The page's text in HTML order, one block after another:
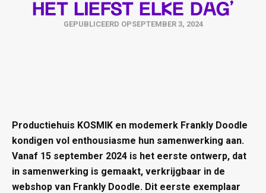
het liefst elke dag’
GEPUBLICEERD OPSEPTEMBER 3, 2024
Productiehuis KOSMIK en modemerk Frankly Doodle
kondigen vol enthousiasme hun samenwerking aan.
Vanaf 15 september 2024 is het eerste ontwerp, dat
in samenwerking is gemaakt, verkrijgbaar in de
webshop van Frankly Doodle. Dit eerste exemplaar